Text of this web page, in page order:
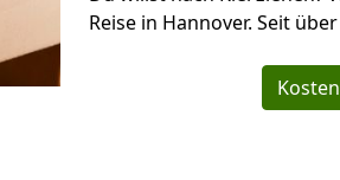
Reise in Hannover. Seit